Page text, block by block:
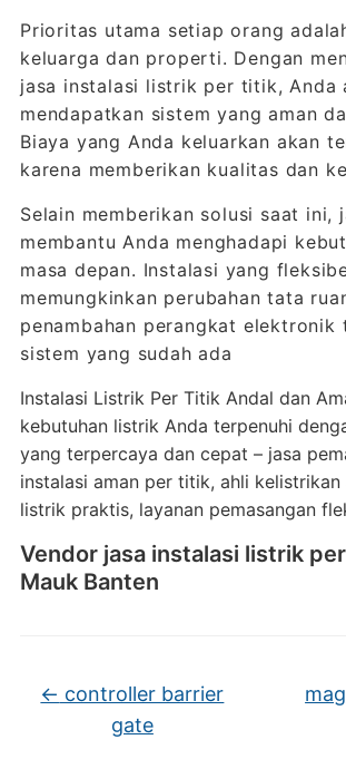
Prioritas utama setiap orang
keluarga dan properti. Dengan
jasa instalasi listrik per titik, Anda
mendapatkan sistem yang aman
Biaya yang Anda keluarkan akan
karena memberikan kualitas dan
Selain memberikan solusi saat ini,
membantu Anda menghadapi
masa depan. Instalasi yang
memungkinkan perubahan tata
penambahan perangkat elektronik
sistem yang sudah ada
Instalasi Listrik Per Titik Andal dan
kebutuhan listrik Anda terpenuhi
yang terpercaya dan cepat – jasa
instalasi aman per titik, ahli kelistrikan
listrik praktis, layanan pemasangan
Vendor jasa instalasi listrik
Mauk Banten
← controller barrier
gate